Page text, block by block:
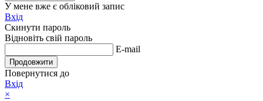
У мене вже є обліковий запис
Вхід
Скинути пароль
Відновіть свій пароль
E-mail
Продовжити
Повернутися до
Вхід
×